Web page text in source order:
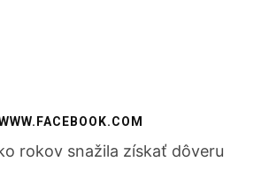
rokov snažila získať dôveru